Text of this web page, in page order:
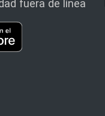
fuera de línea